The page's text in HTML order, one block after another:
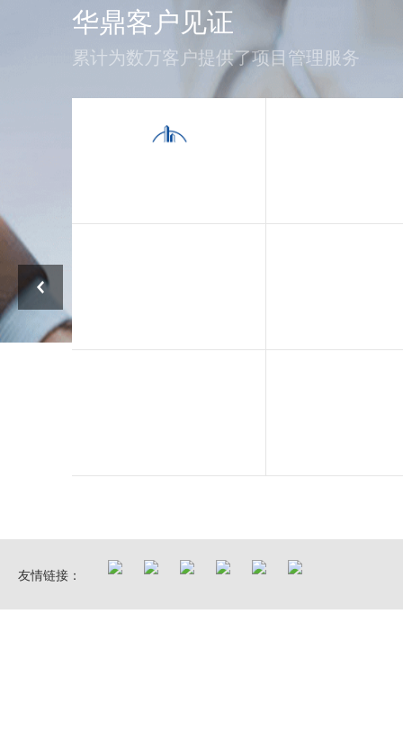
华鼎客户见证
累计为数万客户提供了项目管理服务
友情链接：